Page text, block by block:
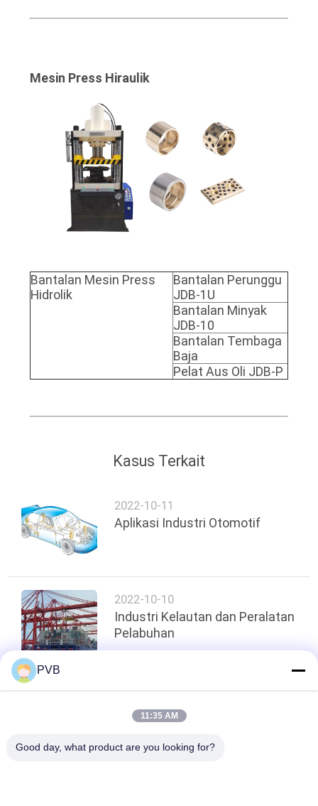
Mesin Press Hiraulik
Bantalan Mesin Press
Hidrolik
Bantalan Perunggu
JDB-1U
Bantalan Minyak
JDB-10
Bantalan Tembaga
Baja
Pelat Aus Oli JDB-P
Kasus Terkait
2022-10-11
Aplikasi Industri Otomotif
2022-10-10
Industri Kelautan dan Peralatan
Pelabuhan
Atas
PVB
11:35 AM
Good day, what product are you looking for?